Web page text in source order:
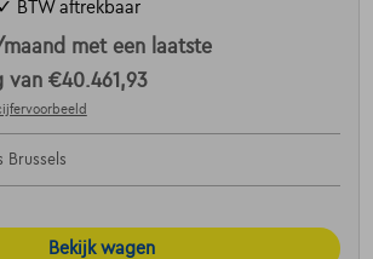
✓ BTW aftrekbaar
met een laatste
van €40.461,93
Brussels
Bekijk wagen